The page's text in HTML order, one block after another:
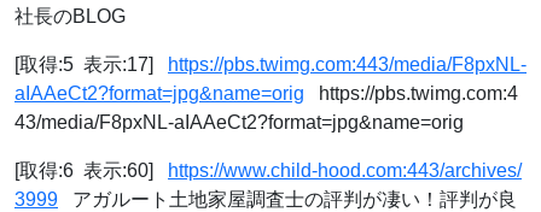
社長のBLOG
[取得:5 表示:17]
https://pbs.twimg.com:443/media/F8pxNL-
aIAAeCt2?format=jpg&name=orig https://pbs.twimg.com:4
43/media/F8pxNL-aIAAeCt2?format=jpg&name=orig
[取得:6 表示:60]
https://www.child-hood.com:443/archives/
3999 アガルート土地家屋調査士の評判が凄い！評判が良